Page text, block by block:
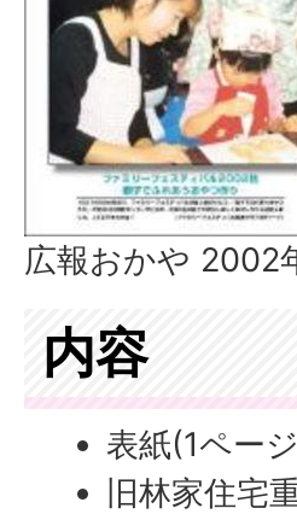
広報おかや 2002
内容
表紙(1ページ
旧林家住宅